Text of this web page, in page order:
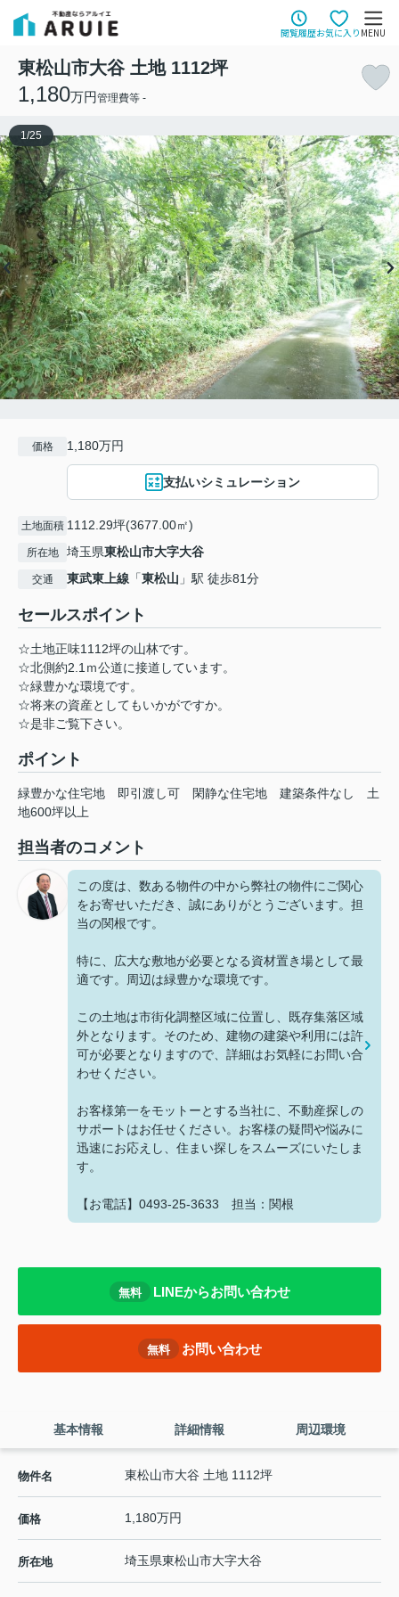
閲覧履歴お気に入り MENU
東松山市大谷 土地 1112坪
1,180万円管理費等 -
1/25
価格 1,180万円
支払いシミュレーション
土地面積 1112.29坪(3677.00㎡)
所在地 埼玉県東松山市大字大谷
交通 東武東上線 「東松山 」駅 徒歩81分
セールスポイント
☆土地正味1112坪の山林です。
☆北側約2.1ｍ公道に接道しています。
☆緑豊かな環境です。
☆将来の資産としてもいかがですか。
☆是非ご覧下さい。
ポイント
緑豊かな住宅地 即引渡し可 閑静な住宅地 建築条件なし
土
地600坪以上
担当者のコメント
この度は、数ある物件の中から弊社の物件にご関心
をお寄せいただき、誠にありがとうございます。担
当の関根です。
特に、広大な敷地が必要となる資材置き場として最
適です。周辺は緑豊かな環境です。
この土地は市街化調整区域に位置し、既存集落区域
外となります。そのため、建物の建築や利用には許
可が必要となりますので、詳細はお気軽にお問い合
わせください。
お客様第一をモットーとする当社に、不動産探しの
サポートはお任せください。お客様の疑問や悩みに
迅速にお応えし、住まい探しをスムーズにいたしま
す。
【お電話】0493-25-3633 担当：関根
無料 LINEからお問い合わせ
無料 お問い合わせ
基本情報 詳細情報 周辺環境
物件名 東松山市大谷 土地 1112坪
価格 1,180万円
所在地 埼玉県東松山市大字大谷